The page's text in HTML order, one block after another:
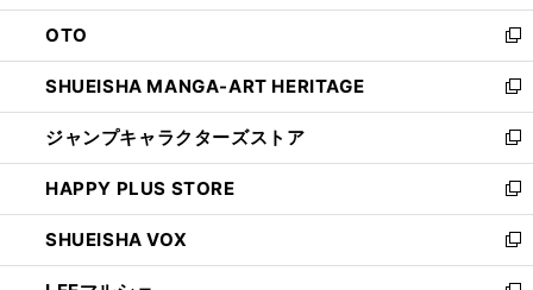
ウ
で
開
く
ン
ド
ウ
で
開
く
OTO
新
し
い
ウ
ィ
ン
ド
ウ
で
開
SHUEISHA MANGA-ART HERITAGE
新
し
い
ウ
ィ
ン
ド
ウ
ジャンプキャラクターズストア
新
し
い
ウ
ィ
ン
HAPPY PLUS STORE
新
し
い
ウ
SHUEISHA VOX
新
し